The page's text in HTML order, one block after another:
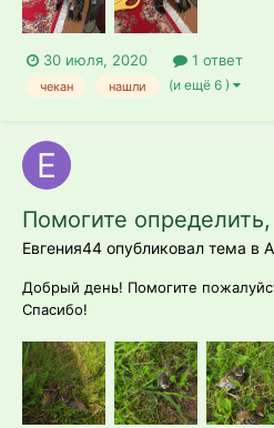
положении как на фото, м...
30 июля, 2020 1 ответ
чекан нашли (и ещё 6 )
Помогите
Евгения44 опубликовал тема в
Добрый день! Помогите
Спасибо!